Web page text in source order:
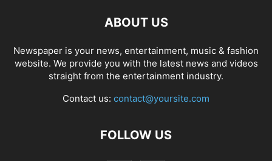
ABOUT US
Newspaper is your news, entertainment, music & fashion
website. We provide you with the latest news and videos
straight from the entertainment industry.
Contact us: contact@yoursite.com
FOLLOW US